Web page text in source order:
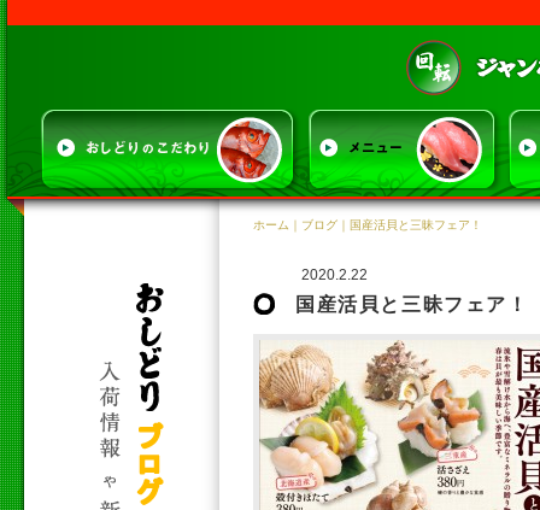
ホーム ｜ ブログ ｜国産活貝と三昧フェア！
2020.2.22
国産活貝と三昧フェア！